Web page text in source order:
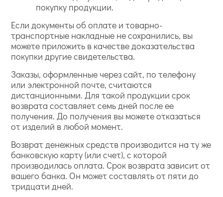
покупку продукции.
Если документы об оплате и товарно-
транспортные накладные не сохранились, вы
можете приложить в качестве доказательства
покупки другие свидетельства.
Заказы, оформленные через сайт, по телефону
или электронной почте, считаются
дистанционными. Для такой продукции срок
возврата составляет семь дней после ее
получения. До получения вы можете отказаться
от изделий в любой момент.
Возврат денежных средств производится на ту же
банковскую карту (или счет), с которой
производилась оплата. Срок возврата зависит от
вашего банка. Он может составлять от пяти до
тридцати дней.